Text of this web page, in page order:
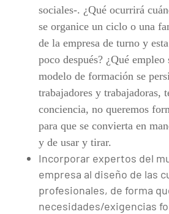
sociales-. ¿Qué ocurrirá
se organice un ciclo o una
de la empresa de turno y
poco después? ¿Qué empleo
modelo de formación se
trabajadores y trabajadoras,
conciencia, no queremos
para que se convierta en
y de usar y tirar.
Incorporar expertos del
empresa al diseño de las
profesionales, de forma
necesidades/exigencias